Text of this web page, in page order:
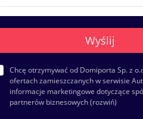
Chcę otrzymywać od Domiporta Sp. z
ofertach zamieszczanych w serwisie
informacje marketingowe dotyczące
partnerów biznesowych(rozwiń)